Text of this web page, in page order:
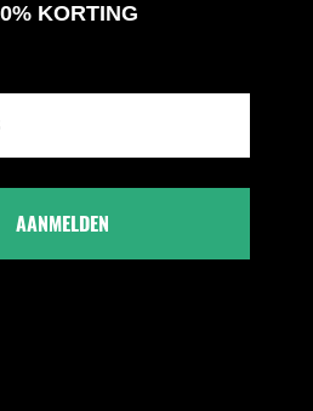
KORTING
AANMELDEN